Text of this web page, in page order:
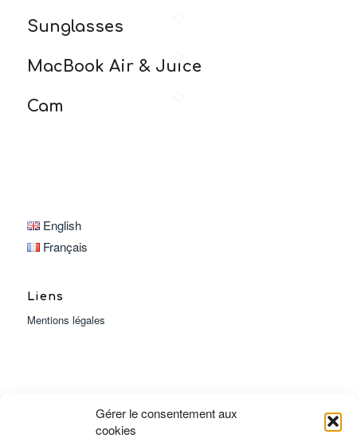
Gérer le consentement aux
cookies
Sunglasses
MacBook Air & Juice
Cam
English
Français
Liens
Mentions légales
Heures d’ouverture :